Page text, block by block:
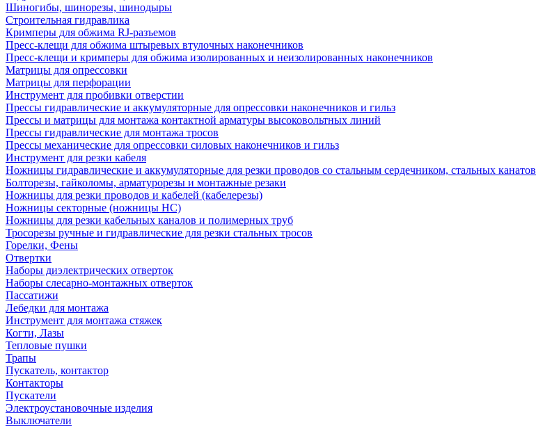
Шиногибы, шинорезы, шинодыры
Строительная гидравлика
Кримперы для обжима RJ-разъемов
Пресс-клещи для обжима штыревых втулочных наконечников
Пресс-клещи и кримперы для обжима изолированных и неизолированных наконечников
Матрицы для опрессовки
Матрицы для перфорации
Инструмент для пробивки отверстии
Прессы гидравлические и аккумуляторные для опрессовки наконечников и гильз
Прессы и матрицы для монтажа контактной арматуры высоковольтных линий
Прессы гидравлические для монтажа тросов
Прессы механические для опрессовки силовых наконечников и гильз
Инструмент для резки кабеля
Ножницы гидравлические и аккумуляторные для резки проводов со стальным сердечником, стальных канатов
Болторезы, гайколомы, арматурорезы и монтажные резаки
Ножницы для резки проводов и кабелей (кабелерезы)
Ножницы секторные (ножницы НС)
Ножницы для резки кабельных каналов и полимерных труб
Тросорезы ручные и гидравлические для резки стальных тросов
Горелки, Фены
Отвертки
Наборы диэлектрических отверток
Наборы слесарно-монтажных отверток
Пассатижи
Лебедки для монтажа
Инструмент для монтажа стяжек
Когти, Лазы
Тепловые пушки
Трапы
Пускатель, контактор
Контакторы
Пускатели
Электроустановочные изделия
Выключатели